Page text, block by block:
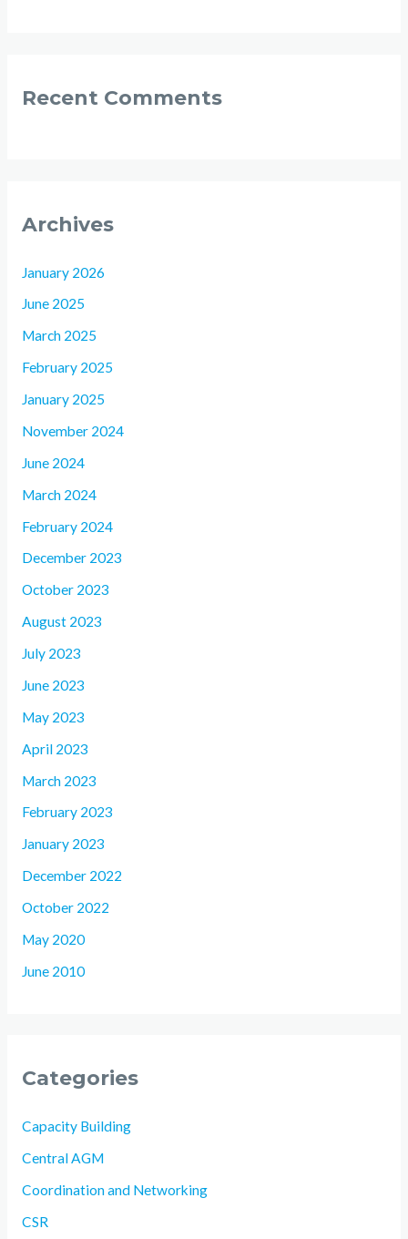
Recent Comments
Archives
January 2026
June 2025
March 2025
February 2025
January 2025
November 2024
June 2024
March 2024
February 2024
December 2023
October 2023
August 2023
July 2023
June 2023
May 2023
April 2023
March 2023
February 2023
January 2023
December 2022
October 2022
May 2020
June 2010
Categories
Capacity Building
Central AGM
Coordination and Networking
CSR